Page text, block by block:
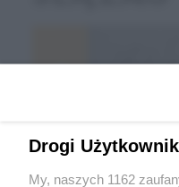
Drogi
My, naszych 1162